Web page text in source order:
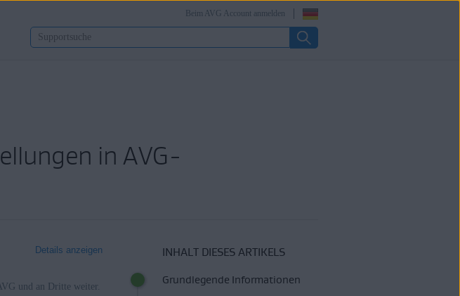
Beim AVG Account anmelden
in AVG-
Details anzeigen
und an Dritte weiter.
INHALT DIESES ARTIKELS
Grundlegende Informationen